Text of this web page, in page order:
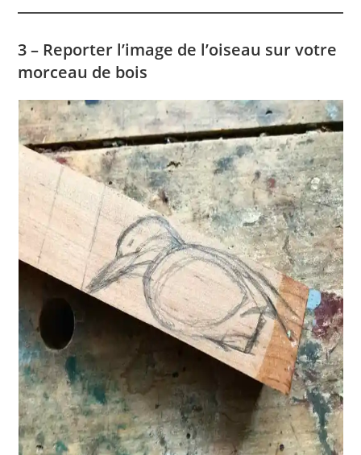
3 – Reporter l’image de l’oiseau sur votre
morceau de bois